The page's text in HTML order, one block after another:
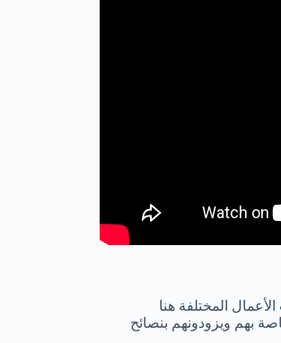
المختلفة هنا
بهم ويزودونهم بنصائح